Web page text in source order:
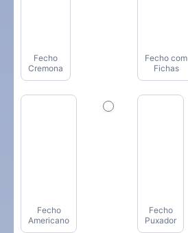
Fecho
Cremona
Fecho com
Fichas
Fecho
Americano
Fecho
Puxador